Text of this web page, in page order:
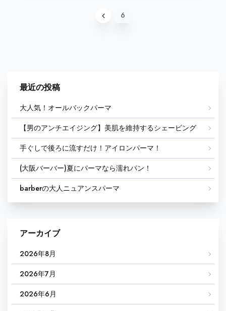
1
2
3
4
5
6
最近の投稿
大人気！オールバックパーマ
【男のアンチエイジング】美肌を維持するシェービング
手ぐしで後ろに流すだけ！アイロンパーマ！
(大阪バーバー)夏にパーマなら濡れパン！
barberの大人ニュアンスパーマ
アーカイブ
2026年8月
2026年7月
2026年6月